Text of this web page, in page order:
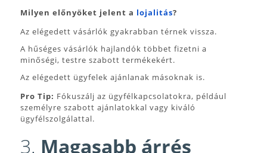
Milyen előnyöket jelent a lojalitás?
Az elégedett vásárlók gyakrabban térnek vissza.
A hűséges vásárlók hajlandók többet fizetni a
minőségi, testre szabott termékekért.
Az elégedett ügyfelek ajánlanak másoknak is.
Pro Tip: Fókuszálj az ügyfélkapcsolatokra, például
személyre szabott ajánlatokkal vagy kiváló
ügyfélszolgálattal.
3. Magasabb árrés